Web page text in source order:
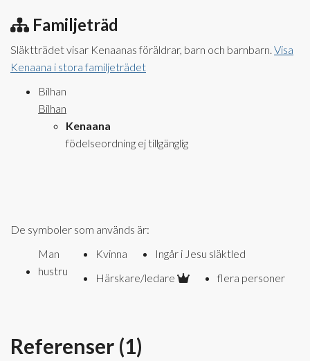
Familjeträd
Släktträdet visar Kenaanas föräldrar, barn och barnbarn. Visa
Kenaana i stora familjeträdet
Bilhan
Bilhan
Kenaana
födelseordning ej tillgänglig
De symboler som används är:
Man
hustru
Kvinna
Ingår i Jesu släktled
Härskare/ledare
flera personer
Referenser (1)